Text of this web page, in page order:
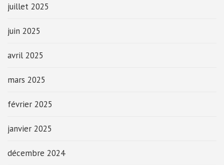
juillet 2025
juin 2025
avril 2025
mars 2025
février 2025
janvier 2025
décembre 2024